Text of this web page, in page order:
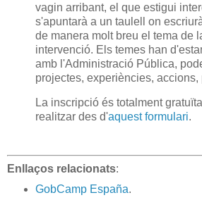
vagin arribant, el que estigui
s'apuntarà a un taulell on
de manera molt breu el tema de
intervenció. Els temes han
amb l'Administració Pública,
projectes, experiències, accions,
La inscripció és totalment
realitzar des d'aquest formulari.
Enllaços relacionats:
GobCamp España.